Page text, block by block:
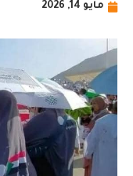
مايو 14, 2026